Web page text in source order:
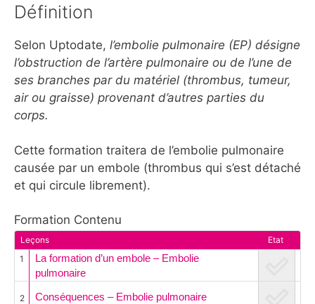
Définition
Selon Uptodate, l’embolie pulmonaire (EP) désigne
l’obstruction de l’artère pulmonaire ou de l’une de
ses branches par du matériel (thrombus, tumeur,
air ou graisse) provenant d’autres parties du
corps.
Cette formation traitera de l’embolie pulmonaire
causée par un embole (thrombus qui s’est détaché
et qui circule librement).
Formation Contenu
Leçons
Etat
1
La formation d’un embole – Embolie
pulmonaire
2 Conséquences – Embolie pulmonaire